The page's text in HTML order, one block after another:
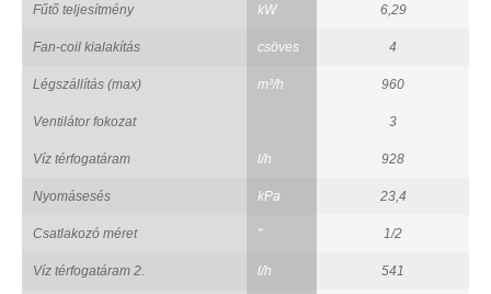
Fűtő teljesítmény kW 6,29
Fan-coil kialakítás csöves 4
Légszállítás (max) m³/h 960
Ventilátor fokozat 3
Víz térfogatáram l/h 928
Nyomásesés kPa 23,4
Csatlakozó méret " 1/2
Víz térfogatáram 2. l/h 541